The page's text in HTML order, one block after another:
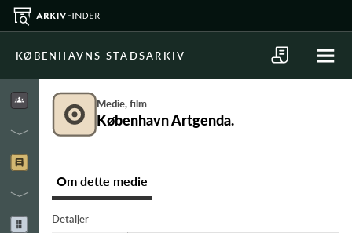
KØBENHAVNS STADSARKIV
Medie, film
København Artgenda.
Om dette medie
Detaljer